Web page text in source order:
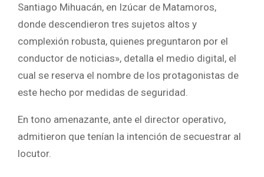
Santiago Mihuacán, en Izúcar de Matamoros,
donde descendieron tres sujetos altos y
complexión robusta, quienes preguntaron por el
conductor de noticias», detalla el medio digital, el
cual se reserva el nombre de los protagonistas de
este hecho por medidas de seguridad.
En tono amenazante, ante el director operativo,
admitieron que tenían la intención de secuestrar al
locutor.